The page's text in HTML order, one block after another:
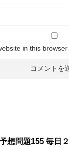
in this
想問題155 毎日